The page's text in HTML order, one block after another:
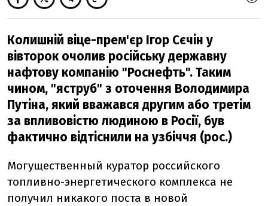
Колишній віце-прем'єр Ігор Сєчін у
вівторок очолив російську державну
нафтову компанію "Роснефть". Таким
чином, "яструб" з оточення Володимира
Путіна, який вважався другим або третім
за впливовістю людиною в Росії, був
фактично відтіснили на узбіччя (рос.)
Могущественный куратор российского
топливно-энергетического комплекса не
получил никакого поста в новой